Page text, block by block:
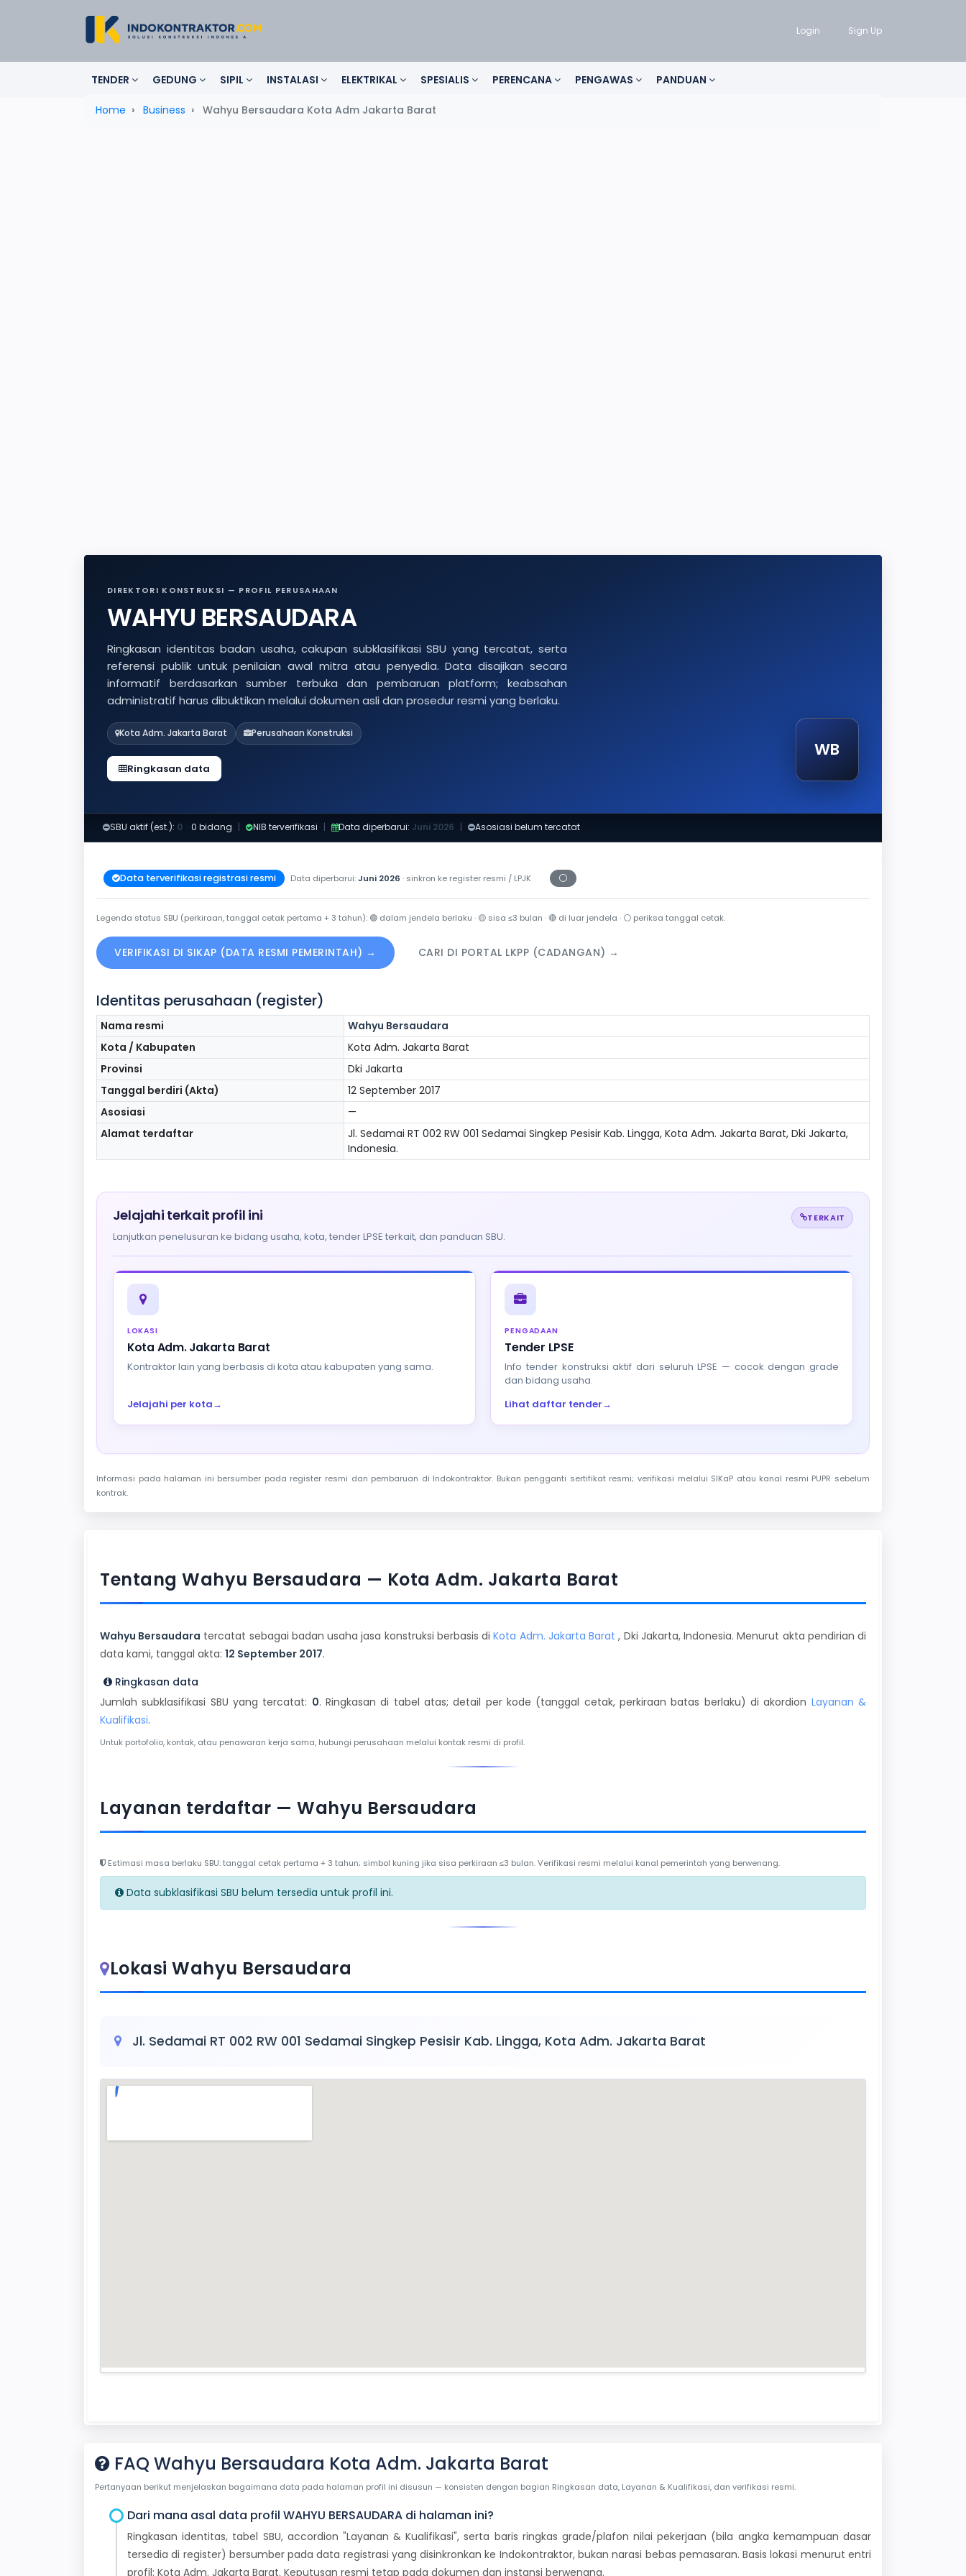
Login Sign Up
TENDER GEDUNG SIPIL INSTALASI ELEKTRIKAL SPESIALIS PERENCANA PENGAWAS PANDUAN
Home Business Wahyu Bersaudara Kota Adm Jakarta Barat
DIREKTORI KONSTRUKSI — PROFIL PERUSAHAAN
WAHYU BERSAUDARA
Ringkasan identitas badan usaha, cakupan subklasifikasi SBU yang tercatat, serta
referensi publik untuk penilaian awal mitra atau penyedia. Data disajikan secara
informatif berdasarkan sumber terbuka dan pembaruan platform; keabsahan
administratif harus dibuktikan melalui dokumen asli dan prosedur resmi yang berlaku.
Kota Adm. Jakarta Barat Perusahaan Konstruksi
Ringkasan data
WB
SBU aktif (est.): 0 · 0 bidang | NIB terverifikasi | Data diperbarui: Juni 2026 | Asosiasi belum tercatat
Data terverifikasi registrasi resmi Data diperbarui:Juni 2026 · sinkron ke register resmi / LPJK ⚪
Periksa tanggal cetak
Legenda status SBU (perkiraan, tanggal cetak pertama + 3 tahun): 🟢 dalam jendela berlaku · 🟡 sisa ≤3 bulan ·🔴 di luar jendela · ⚪ periksa tanggal cetak.
VERIFIKASI DI SIKAP (DATA RESMI PEMERINTAH) → CARI DI PORTAL LKPP (CADANGAN) →
Identitas perusahaan (register)
Nama resmi
Wahyu Bersaudara
Kota / Kabupaten
Kota Adm. Jakarta Barat
Provinsi
Dki Jakarta
Tanggal berdiri (Akta)
12 September 2017
Asosiasi
—
Alamat terdaftar
Jl. Sedamai RT 002 RW 001 Sedamai Singkep Pesisir Kab. Lingga, Kota Adm. Jakarta Barat, Dki Jakarta,
Indonesia.
Jelajahi terkait profil ini
Lanjutkan penelusuran ke bidang usaha, kota, tender LPSE terkait, dan panduan SBU.
TERKAIT
LOKASI
Kota Adm. Jakarta Barat
Kontraktor lain yang berbasis di kota atau kabupaten yang sama.
Jelajahi per kota→
PENGADAAN
Tender LPSE
Info tender konstruksi aktif dari seluruh LPSE — cocok dengan grade
dan bidang usaha.
Lihat daftar tender→
Informasi pada halaman ini bersumber pada register resmi dan pembaruan di Indokontraktor. Bukan pengganti sertifikat resmi; verifikasi melalui SIKaP atau kanal resmi PUPR sebelum
kontrak.
Tentang Wahyu Bersaudara — Kota Adm. Jakarta Barat
Wahyu Bersaudara tercatat sebagai badan usaha jasa konstruksi berbasis diKota Adm. Jakarta Barat , Dki Jakarta, Indonesia. Menurut akta pendirian di
data kami, tanggal akta: 12 September 2017.
Ringkasan data
Jumlah subklasifikasi SBU yang tercatat: 0. Ringkasan di tabel atas; detail per kode (tanggal cetak, perkiraan batas berlaku) di akordion Layanan &
Kualifikasi.
Untuk portofolio, kontak, atau penawaran kerja sama, hubungi perusahaan melalui kontak resmi di profil.
Layanan terdaftar — Wahyu Bersaudara
Estimasi masa berlaku SBU: tanggal cetak pertama + 3 tahun; simbol kuning jika sisa perkiraan ≤3 bulan. Verifikasi resmi melalui kanal pemerintah yang berwenang.
Data subklasifikasi SBU belum tersedia untuk profil ini.
Lokasi Wahyu Bersaudara
Jl. Sedamai RT 002 RW 001 Sedamai Singkep Pesisir Kab. Lingga, Kota Adm. Jakarta Barat
FAQ Wahyu Bersaudara Kota Adm. Jakarta Barat
Pertanyaan berikut menjelaskan bagaimana data pada halaman profil ini disusun — konsisten dengan bagian Ringkasan data, Layanan & Kualifikasi, dan verifikasi resmi.
Dari mana asal data profil WAHYU BERSAUDARA di halaman ini?
Ringkasan identitas, tabel SBU, accordion "Layanan & Kualifikasi", serta baris ringkas grade/plafon nilai pekerjaan (bila angka kemampuan dasar
tersedia di register) bersumber pada data registrasi yang disinkronkan ke Indokontraktor, bukan narasi bebas pemasaran. Basis lokasi menurut entri
profil: Kota Adm. Jakarta Barat. Keputusan resmi tetap pada dokumen dan instansi berwenang.